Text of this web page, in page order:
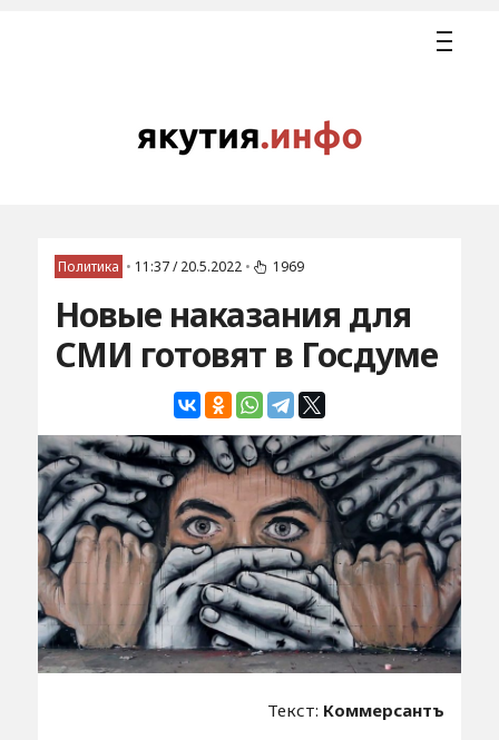
Политика • 11:37 / 20.5.2022 • 1969
Новые наказания для
СМИ готовят в Госдуме
Текст: Коммерсантъ